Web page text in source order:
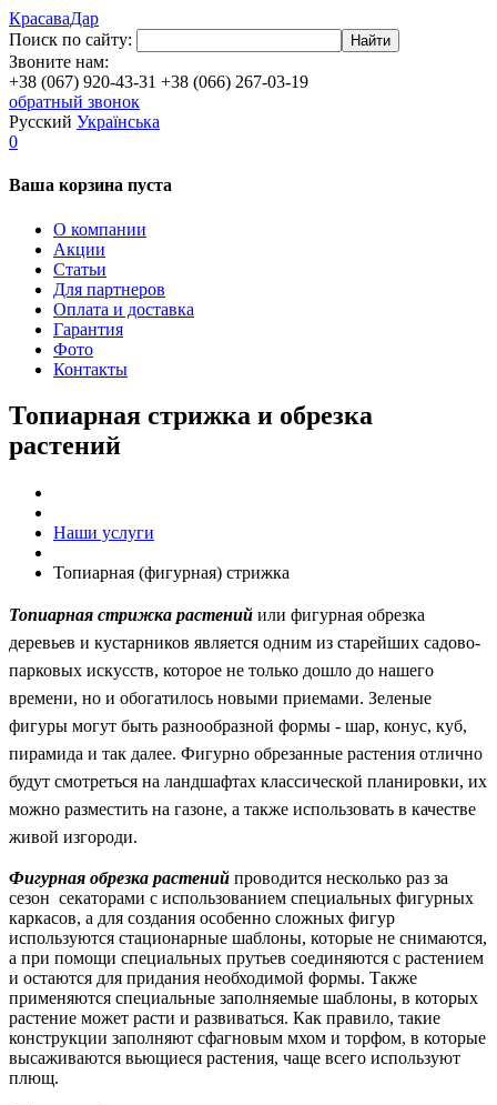
КрасаваДар
Поиск по сайту:
Найти
Звоните нам:
+38 (067) 920-43-31 +38 (066) 267-03-19
обратный звонок
Русский Українська
0
Ваша корзина пуста
О компании
Акции
Статьи
Для партнеров
Оплата и доставка
Гарантия
Фото
Контакты
Топиарная стрижка и обрезка
растений
Наши услуги
Топиарная (фигурная) стрижка
Топиарная стрижка растений или фигурная обрезка
деревьев и кустарников является одним из старейших садово-
парковых искусств, которое не толь­ко дошло до нашего
времени, но и обогатилось новыми приемами. Зеленые
фигуры могут быть разнообразной формы - шар, конус, куб,
пирамида и так далее. Фигурно обрезанные растения отлично
будут смотреться на ландшафтах классической планировки, их
можно разместить на газоне, а также использовать в качестве
живой изгороди.
Фигурная обрезка растений проводится несколько раз за
сезон секаторами с использованием специальных фигурных
каркасов, а для создания особенно сложных фигур
используются стационарные шаблоны, которые не снимаются,
а при помощи специальных прутьев соединяются с растением
и остаются для придания необходимой формы. Также
применяются специальные заполняемые шаблоны, в которых
растение может расти и развиваться. Как правило, такие
конструкции заполняют сфагновым мхом и торфом, в которые
высаживаются вьющиеся растения, чаще всего используют
плющ.